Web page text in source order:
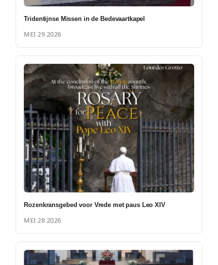
Tridentijnse Missen in de Bedevaartkapel
MEI 29 2026
Rozenkransgebed voor Vrede met paus Leo XIV
MEI 28 2026